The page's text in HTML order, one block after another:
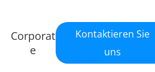
Corporat
e
Kontaktieren Sie
uns